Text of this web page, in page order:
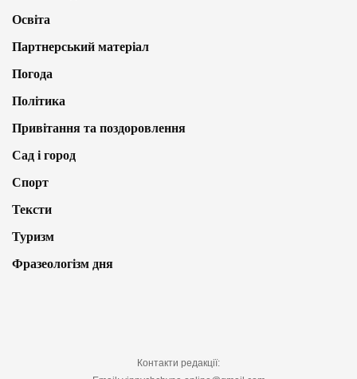
Освіта
Партнерський матеріал
Погода
Політика
Привітання та поздоровлення
Сад і город
Спорт
Тексти
Туризм
Фразеологізм дня
Контакти редакції: